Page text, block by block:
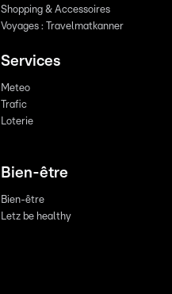
Shopping & Accessoires
Voyages : Travelmatkanner
Services
Meteo
Trafic
Loterie
Bien-être
Bien-être
Letz be healthy